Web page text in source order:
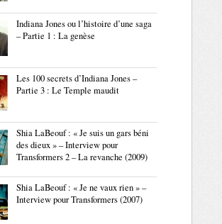
Indiana Jones ou l’histoire d’une saga
– Partie 1 : La genèse
Les 100 secrets d’Indiana Jones –
Partie 3 : Le Temple maudit
Shia LaBeouf : « Je suis un gars béni
des dieux » – Interview pour
Transformers 2 – La revanche (2009)
Shia LaBeouf : « Je ne vaux rien » –
Interview pour Transformers (2007)